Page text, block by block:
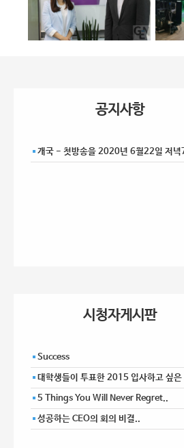
공지사항
개국 - 첫방송을 2020년 6월22일 저녁
시청자게시판
Success
대학생들이 투표한 2015 입사하고 싶은
5 Things You Will Never Regret..
성공하는 CEO의 회의 비결..